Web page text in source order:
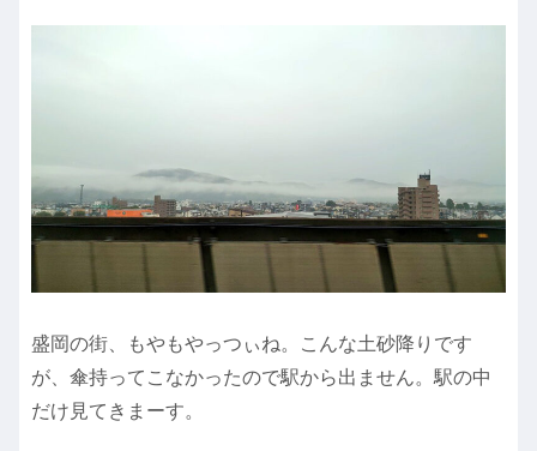
盛岡の街、もやもやっつぃね。こんな土砂降りです
が、傘持ってこなかったので駅から出ません。駅の中
だけ見てきまーす。